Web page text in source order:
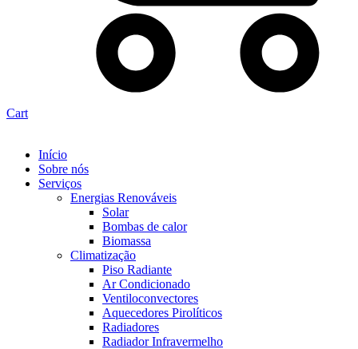
Cart
Início
Sobre nós
Serviços
Energias Renováveis
Solar
Bombas de calor
Biomassa
Climatização
Piso Radiante
Ar Condicionado
Ventiloconvectores
Aquecedores Pirolíticos
Radiadores
Radiador Infravermelho